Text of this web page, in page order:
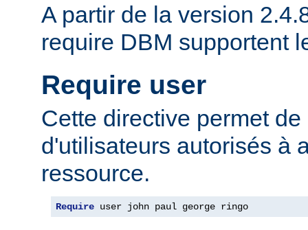
A partir de la version
require DBM supportent
Require user
Cette directive permet
d'utilisateurs autorisés à
ressource.
Require user john paul george ringo